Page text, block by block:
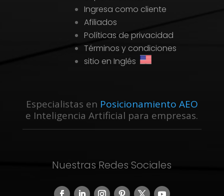
Ingresa como cliente
Afiliados
Políticas de privacidad
Términos y condiciones
sitio en Inglés
Especialistas en Posicionamiento AEO
e Inteligencia Artificial para empresas.
Nuestras Redes Sociales